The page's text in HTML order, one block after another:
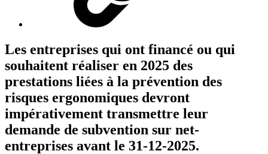
Les entreprises qui ont financé ou qui
souhaitent réaliser en 2025 des
prestations liées à la prévention des
risques ergonomiques devront
impérativement transmettre leur
demande de subvention sur net-
entreprises avant le 31-12-2025.